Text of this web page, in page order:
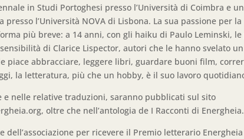
in Studi Portoghesi presso l’Università di Coimbra e
l’Università NOVA di Lisbona. La sua passione per la
più breve: a 14 anni, con gli haiku di Paulo Leminski, le
di Clarice Lispector, autori che le hanno svelato un
piace abbracciare, leggere libri, guardare buoni film,
la letteratura, più che un hobby, è il suo lavoro
nelle relative traduzioni, saranno pubblicati sul sito
oltre che nell’antologia de I Racconti di Energheia.
dell’associazione per ricevere il Premio letterario Energheia